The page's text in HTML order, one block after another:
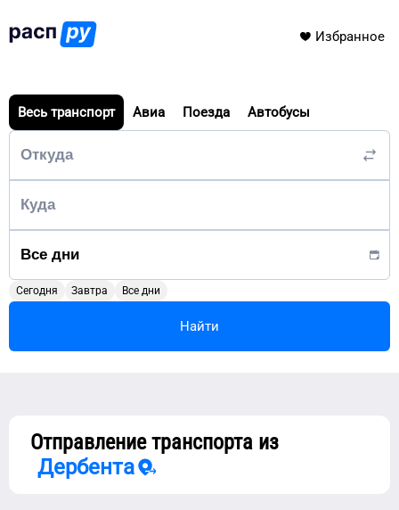
Избранное
Весь транспорт Авиа Поезда Автобусы
Сегодня Завтра Все дни
Найти
Отправление транспорта из
Дербента